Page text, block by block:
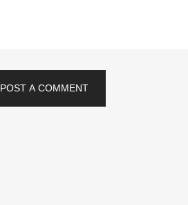
POST A COMMENT